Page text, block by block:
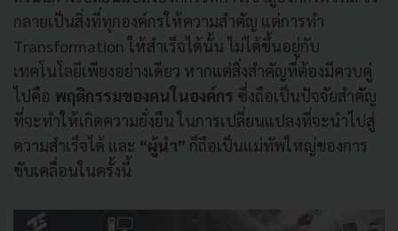
กลายเป็นสิ่งที่ทุกองค์กรให้ความสำคัญ แต่การทำ
Transformation ให้สำเร็จได้นั้น ไม่ได้ขึ้นอยู่กับ
เทคโนโลยีเพียงอย่างเดียว หากแต่สิ่งสำคัญที่ต้องมีควบคู่
ไปคือ พฤติกรรมของคนในองค์กร ซึ่งถือเป็นปัจจัยสำคัญ
ที่จะทำให้เกิดความยั่งยืน ในการเปลี่ยนแปลงที่จะนำไปสู่
ความสำเร็จได้ และ “ผู้นำ” ก็ถือเป็นแม่ทัพใหญ่ของการ
ขับเคลื่อนในครั้งนี้